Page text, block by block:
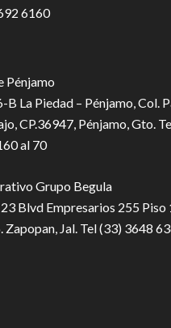
6160
Pénjamo
B La Piedad – Pénjamo, Col.
CP.36947, Pénjamo, Gto.
al 70
Grupo Begula
Blvd Empresarios 255 Piso
Zapopan, Jal. Tel (33) 3648